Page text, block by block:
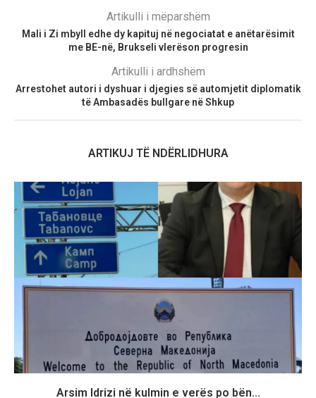
Artikulli i mëparshëm
Mali i Zi mbyll edhe dy kapituj në negociatat e anëtarësimit
me BE-në, Brukseli vlerëson progresin
Artikulli i ardhshëm
Arrestohet autori i dyshuar i djegies së automjetit diplomatik
të Ambasadës bullgare në Shkup
ARTIKUJ TË NDËRLIDHURA
Arsim Idrizi në kulmin e verës po bën...